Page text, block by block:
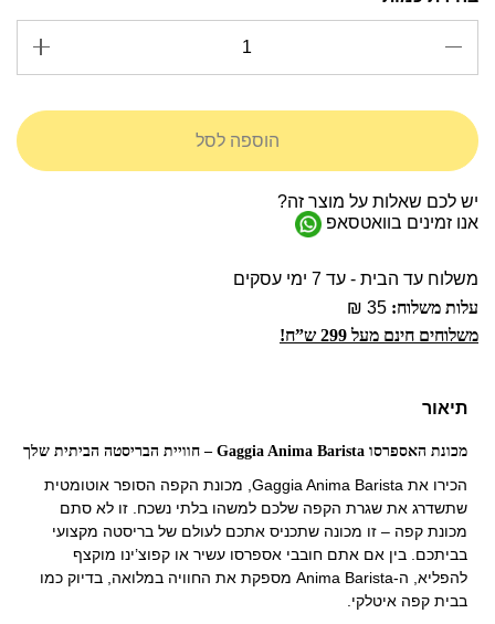
הוספה לסל
יש לכם שאלות על מוצר זה?
אנו זמינים בוואטסאפ
משלוח עד הבית - עד 7 ימי עסקים
עלות משלוח:
משלוחים חינם מעל 299 ש”ח!
תיאור
מכונת האספרסו Gaggia Anima Barista – חוויית הבריסטה הביתית שלך
הכירו את Gaggia Anima Barista, מכונת הקפה הסופר אוטומטית
שתשדרג את שגרת הקפה שלכם למשהו בלתי נשכח. זו לא סתם
מכונת קפה – זו מכונה שתכניס אתכם לעולם של בריסטה מקצועי
בביתכם. בין אם אתם חובבי אספרסו עשיר או קפוצ’ינו מוקצף
להפליא, ה-Anima Barista מספקת את החוויה במלואה, בדיוק כמו
בבית קפה איטלקי.